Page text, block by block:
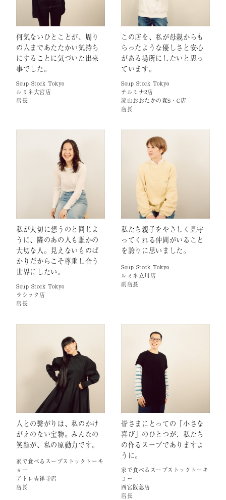
何気ないひとことが、周り
の人まであたたかい気持ち
にすることに気づいた出来
事でした。
Soup Stock Tokyo
ルミネ大宮店
店長
この店を、私が母親からも
らったような優しさと安心
がある場所にしたいと思っ
ています。
Soup Stock Tokyo
テルミナ2店
流山おおたかの森S・C店
店長
私が大切に想うのと同じよ
うに、隣のあの人も誰かの
大切な人。見えないものば
かりだからこそ尊重し合う
世界にしたい。
Soup Stock Tokyo
ラシック店
店長
私たち親子をやさしく見守
ってくれる仲間がいること
を誇りに思いました。
Soup Stock Tokyo
ルミネ立川店
副店長
人との繋がりは、私のかけ
がえのない宝物。みんなの
笑顔が、私の原動力です。
家で食べるスープストックトーキ
ョー
アトレ吉祥寺店
店長
皆さまにとっての「小さな
喜び」のひとつが、私たち
の作るスープでありますよ
うに。
家で食べるスープストックトーキ
ョー
西宮阪急店
店長